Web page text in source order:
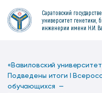
Саратовский
университет генетики,
инженерии имени Н.И.
«Вавиловский
Подведены итоги I
обучающихся —